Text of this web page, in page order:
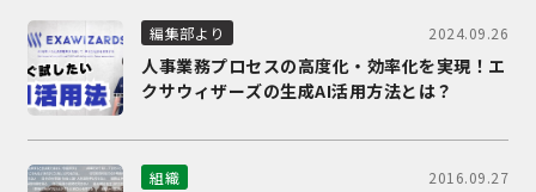
編集部より 2024.09.26
人事業務プロセスの高度化・効率化を実現！エ
クサウィザーズの生成AI活用方法とは？
組織 2016.09.27